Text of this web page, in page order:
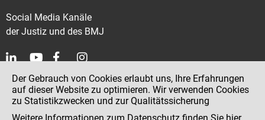
Social Media Kanäle
der Justiz und des BMJ
Kontakt
Impressum
Der Gebrauch von Cookies erlaubt uns, Ihre Erfahrungen
auf dieser Website zu optimieren. Wir verwenden Cookies
zu Statistikzwecken und zur Qualitätssicherung